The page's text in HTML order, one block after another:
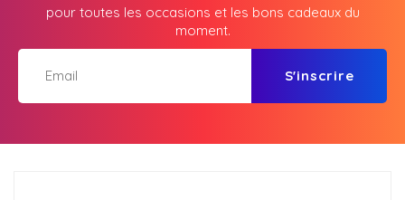
pour toutes les occasions et les bons cadeaux du
moment.
S'inscrire